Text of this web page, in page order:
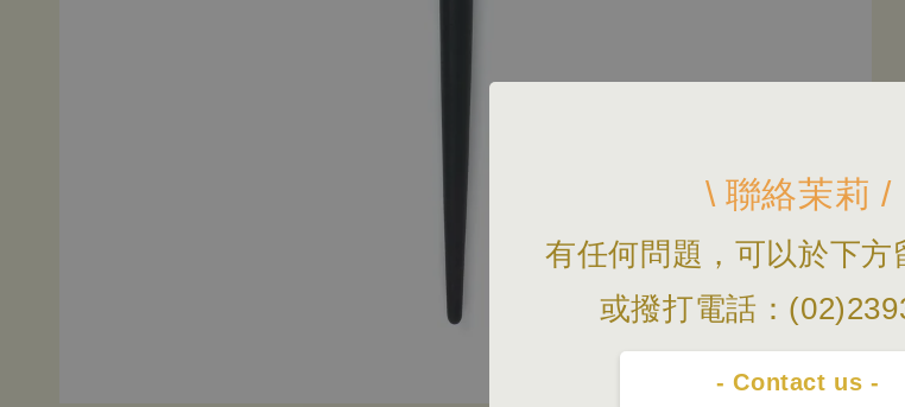
\ 聯絡茉莉 /
有任何問題，可以於下方
或撥打電話：
- Contact us -